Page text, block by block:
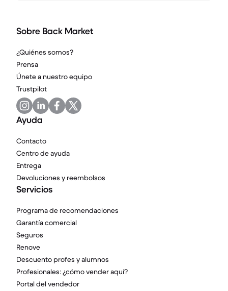
Sobre Back Market
¿Quiénes somos?
Prensa
Únete a nuestro equipo
Trustpilot
Ayuda
Contacto
Centro de ayuda
Entrega
Devoluciones y reembolsos
Servicios
Programa de recomendaciones
Garantía comercial
Seguros
Renove
Descuento profes y alumnos
Profesionales: ¿cómo vender aquí?
Portal del vendedor